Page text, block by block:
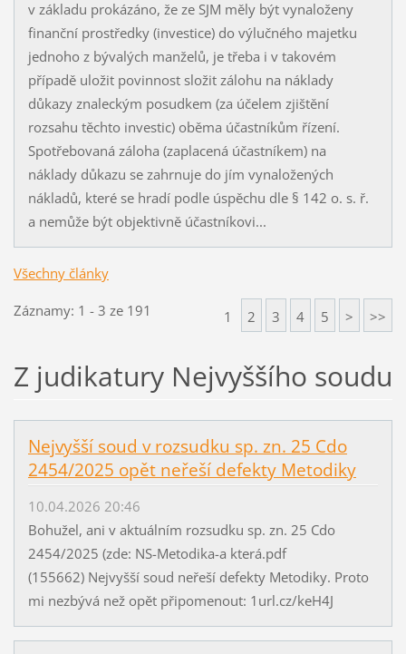
v základu prokázáno, že ze SJM měly být vynaloženy
finanční prostředky (investice) do výlučného majetku
jednoho z bývalých manželů, je třeba i v takovém
případě uložit povinnost složit zálohu na náklady
důkazy znaleckým posudkem (za účelem zjištění
rozsahu těchto investic) oběma účastníkům řízení.
Spotřebovaná záloha (zaplacená účastníkem) na
náklady důkazu se zahrnuje do jím vynaložených
nákladů, které se hradí podle úspěchu dle § 142 o. s. ř.
a nemůže být objektivně účastníkovi...
Všechny články
Záznamy: 1 - 3 ze 191 1 2 3 4 5 > >>
Z judikatury Nejvyššího soudu
Nejvyšší soud v rozsudku sp. zn. 25 Cdo
2454/2025 opět neřeší defekty Metodiky
10.04.2026 20:46
Bohužel, ani v aktuálním rozsudku sp. zn. 25 Cdo
2454/2025 (zde: NS-Metodika-a která.pdf
(155662) Nejvyšší soud neřeší defekty Metodiky. Proto
mi nezbývá než opět připomenout: 1url.cz/keH4J